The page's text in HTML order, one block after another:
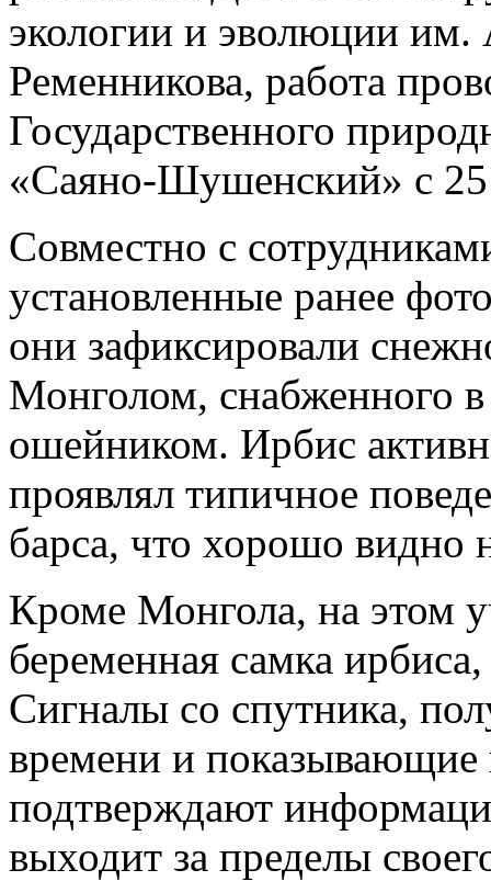
экологии и эволюции
Ременникова, работа
Государственного
«Саяно-Шушенский» с 25
Совместно с
установленные ранее
они зафиксировали
Монголом, снабженного
ошейником. Ирбис
проявлял типичное
барса, что хорошо видно
Кроме Монгола, на этом
беременная самка
Сигналы со спутника,
времени и
подтверждают
выходит за пределы